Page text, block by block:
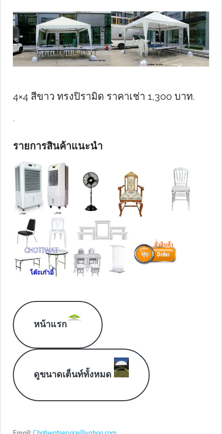
4×4 สีขาว ทรงปิรามิด ราคาเช่า 1,300 บาท.
.
รายการสินค้าแนะนำ
หน้าแรก
ดูขนาดเต็นท์ทั้งหมด